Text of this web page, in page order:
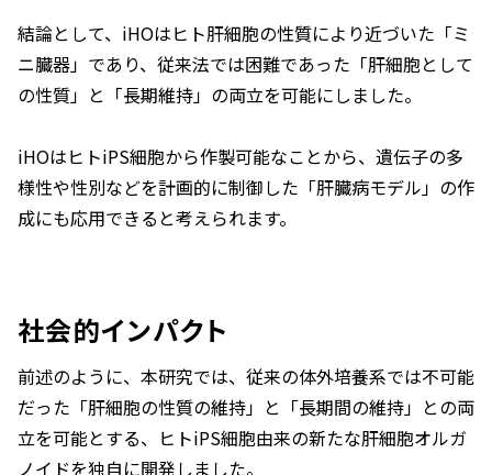
結論として、iHOはヒト肝細胞の性質により近づいた「ミ
ニ臓器」であり、従来法では困難であった「肝細胞として
の性質」と「長期維持」の両立を可能にしました。
iHOはヒトiPS細胞から作製可能なことから、遺伝子の多
様性や性別などを計画的に制御した「肝臓病モデル」の作
成にも応用できると考えられます。
社会的インパクト
前述のように、本研究では、従来の体外培養系では不可能
だった「肝細胞の性質の維持」と「長期間の維持」との両
立を可能とする、ヒトiPS細胞由来の新たな肝細胞オルガ
ノイドを独自に開発しました。